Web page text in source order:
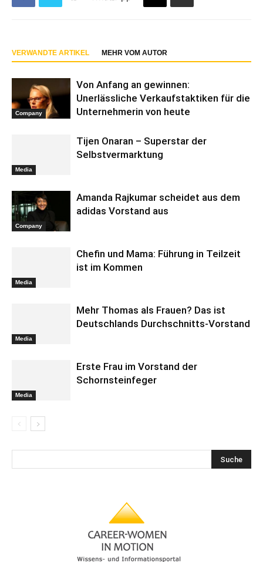
VERWANDTE ARTIKEL MEHR VOM AUTOR
Company
Von Anfang an gewinnen:
Unerlässliche Verkaufstaktiken für die
Unternehmerin von heute
Media
Tijen Onaran – Superstar der
Selbstvermarktung
Company
Amanda Rajkumar scheidet aus dem
adidas Vorstand aus
Media
Chefin und Mama: Führung in Teilzeit
ist im Kommen
Media
Mehr Thomas als Frauen? Das ist
Deutschlands Durchschnitts-Vorstand
Media
Erste Frau im Vorstand der
Schornsteinfeger